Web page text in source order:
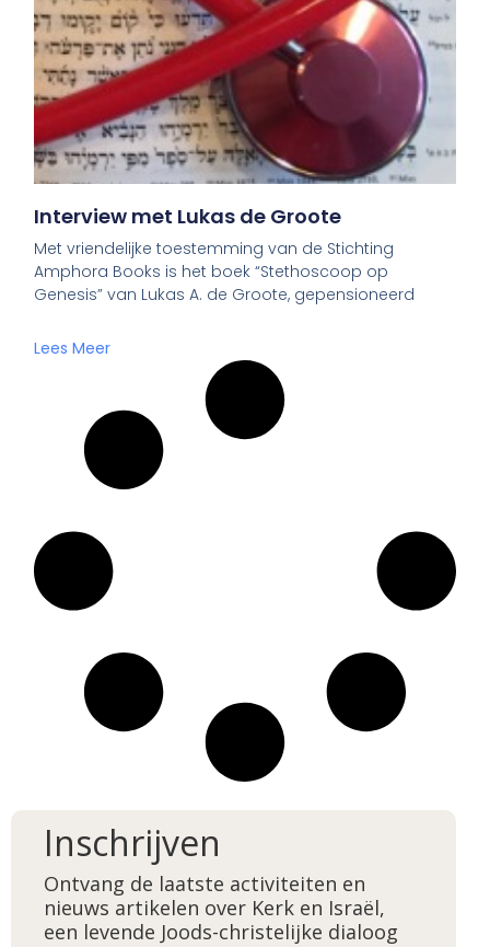
Interview met Lukas de Groote
Met vriendelijke toestemming van de Stichting
Amphora Books is het boek “Stethoscoop op
Genesis” van Lukas A. de Groote, gepensioneerd
Lees Meer
Inschrijven
Ontvang de laatste activiteiten en
nieuws artikelen over Kerk en Israël,
een levende Joods-christelijke dialoog